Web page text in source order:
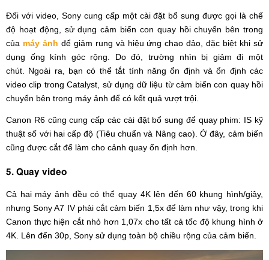
Đối với video, Sony cung cấp một cài đặt bổ sung được gọi là chế
độ hoạt động, sử dụng cảm biến con quay hồi chuyển bên trong
của máy ảnh để giảm rung và hiệu ứng chao đảo, đặc biệt khi sử
dụng ống kính góc rộng. Do đó, trường nhìn bị giảm đi một
chút. Ngoài ra, bạn có thể tắt tính năng ổn định và ổn định các
video clip trong Catalyst, sử dụng dữ liệu từ cảm biến con quay hồi
chuyển bên trong máy ảnh để có kết quả vượt trội.
Canon R6 cũng cung cấp các cài đặt bổ sung để quay phim: IS kỹ
thuật số với hai cấp độ (Tiêu chuẩn và Nâng cao). Ở đây, cảm biến
cũng được cắt để làm cho cảnh quay ổn định hơn.
5. Quay video
Cả hai máy ảnh đều có thể quay 4K lên đến 60 khung hình/giây,
nhưng Sony A7 IV phải cắt cảm biến 1,5x để làm như vậy, trong khi
Canon thực hiện cắt nhỏ hơn 1,07x cho tất cả tốc độ khung hình ở
4K. Lên đến 30p, Sony sử dụng toàn bộ chiều rộng của cảm biến.